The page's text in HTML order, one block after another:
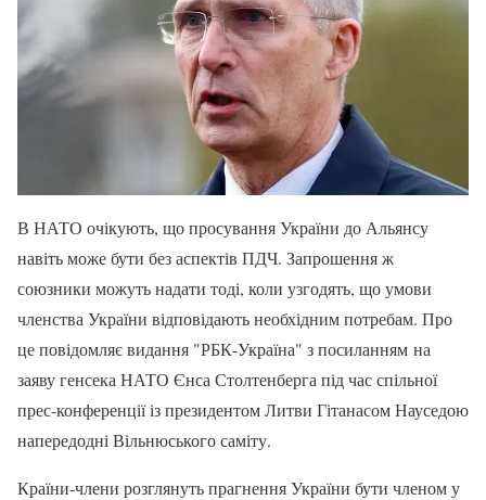
В НАТО очікують, що просування України до Альянсу
навіть може бути без аспектів ПДЧ. Запрошення ж
союзники можуть надати тоді, коли узгодять, що умови
членства України відповідають необхідним потребам. Про
це повідомляє видання "РБК-Україна" з посиланням на
заяву генсека НАТО Єнса Столтенберга під час спільної
прес-конференції із президентом Литви Гітанасом Науседою
напередодні Вільнюського саміту.
Країни-члени розглянуть прагнення України бути членом у